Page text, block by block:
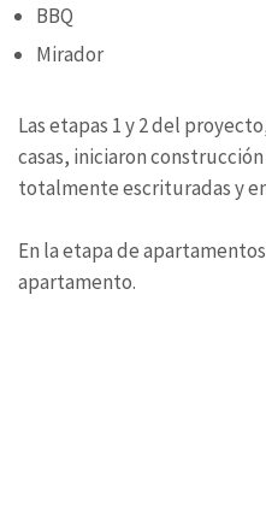
BBQ
Mirador
Las etapas 1 y 2 del
casas, iniciaron
totalmente escrituradas y
En la etapa de
apartamento.